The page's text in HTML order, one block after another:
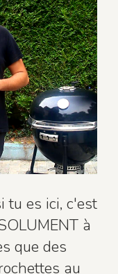
tu es ici, c'est
à
que des
au